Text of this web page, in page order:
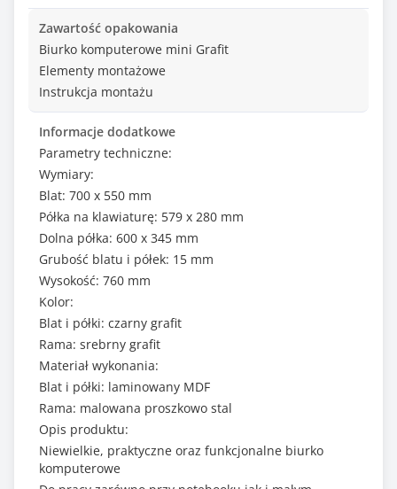
Zawartość opakowania
Biurko komputerowe mini Grafit
Elementy montażowe
Instrukcja montażu
Informacje dodatkowe
Parametry techniczne:
Wymiary:
Blat: 700 x 550 mm
Półka na klawiaturę: 579 x 280 mm
Dolna półka: 600 x 345 mm
Grubość blatu i półek: 15 mm
Wysokość: 760 mm
Kolor:
Blat i półki: czarny grafit
Rama: srebrny grafit
Materiał wykonania:
Blat i półki: laminowany MDF
Rama: malowana proszkowo stal
Opis produktu:
Niewielkie, praktyczne oraz funkcjonalne biurko
komputerowe